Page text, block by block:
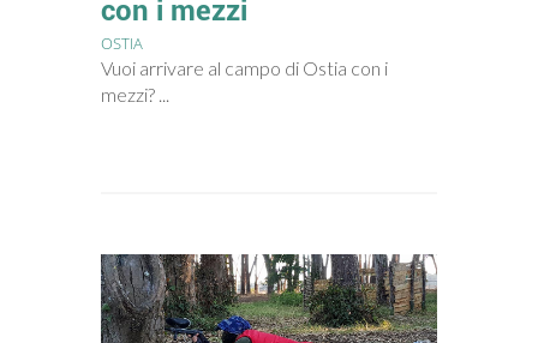
con i mezzi
OSTIA
Vuoi arrivare al campo di Ostia con i
mezzi? ...